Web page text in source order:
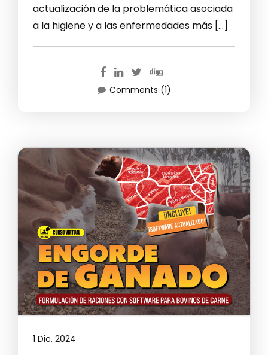
actualización de la problemática asociada
a la higiene y a las enfermedades más […]
Comments (1)
1 Dic, 2024